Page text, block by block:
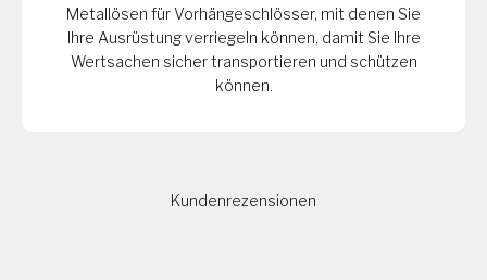
Metallösen für Vorhängeschlösser, mit denen Sie
Ihre Ausrüstung verriegeln können, damit Sie Ihre
Wertsachen sicher transportieren und schützen
können.
Kundenrezensionen